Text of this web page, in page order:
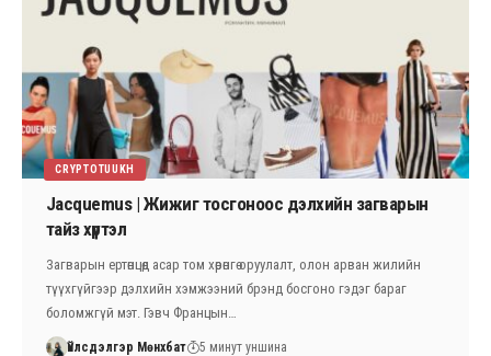
CRYPTOTUUKH
Jacquemus | Жижиг тосгоноос дэлхийн загварын
тайз хүртэл
Загварын ертөнцөд асар том хөрөнгө оруулалт, олон арван жилийн
түүхгүйгээр дэлхийн хэмжээний брэнд босгоно гэдэг бараг
боломжгүй мэт. Гэвч Францын…
Үйлсдэлгэр Мөнхбат 5 минут уншина